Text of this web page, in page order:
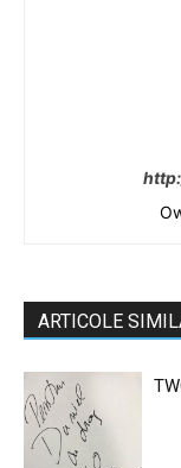
ARTICOLE